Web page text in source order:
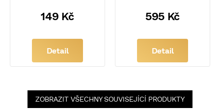
149 Kč
Detail
595 Kč
Detail
ZOBRAZIT VŠECHNY SOUVISEJÍCÍ PRODUKTY